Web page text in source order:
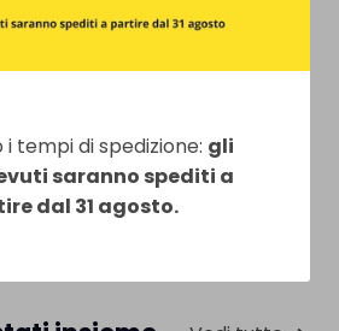
per indicazioni e decorazioni
per progetti decorativi e di
tempi di spedizione: gli
saranno spediti a
dal 31 agosto.